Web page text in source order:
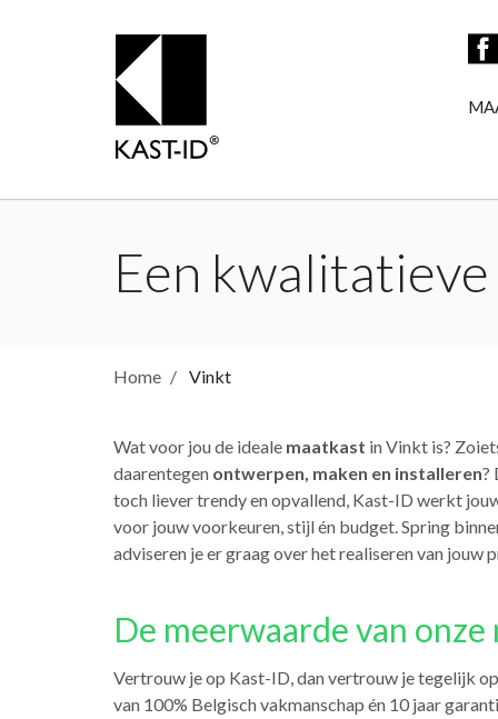
Een
Home Vinkt
Wat voor jou de ideale maatkast in Vinkt is?
daarentegen ontwerpen, maken en installeren?
toch liever trendy en opvallend, Kast-ID werkt
voor jouw voorkeuren, stijl én budget. Spring
adviseren je er graag over het realiseren van jouw
De meerwaarde van
Vertrouw je op Kast-ID, dan vertrouw je tegelijk op
van 100% Belgisch vakmanschap én 10 jaar